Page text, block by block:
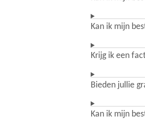
Kan ik mijn
Krijg ik een
Bieden jullie
Kan ik mijn